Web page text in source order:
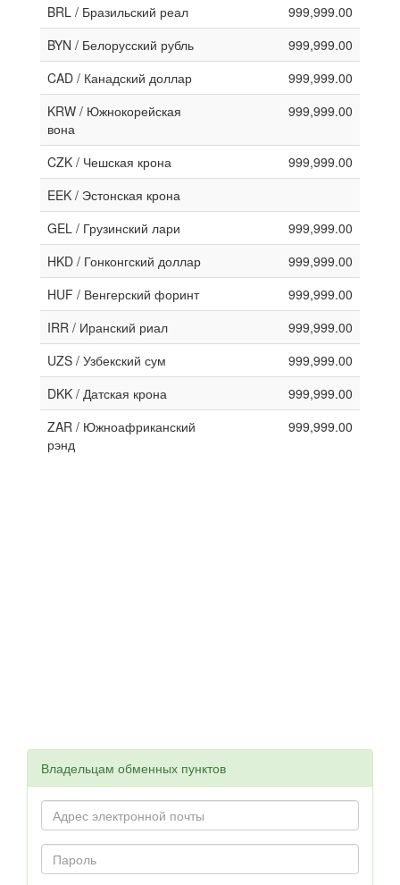
BRL / Бразильский реал
999,999.00
BYN / Белорусский рубль
999,999.00
CAD / Канадский доллар
999,999.00
KRW / Южнокорейская
вона
999,999.00
CZK / Чешская крона
999,999.00
EEK / Эстонская крона
GEL / Грузинский лари
999,999.00
HKD / Гонконгский доллар
999,999.00
HUF / Венгерский форинт
999,999.00
IRR / Иранский риал
999,999.00
UZS / Узбекский сум
999,999.00
DKK / Датская крона
999,999.00
ZAR / Южноафриканский
рэнд
999,999.00
Владельцам обменных пунктов